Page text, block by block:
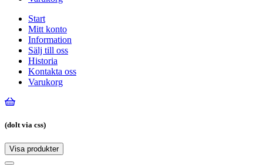
Start
Mitt konto
Information
Sälj till oss
Historia
Kontakta oss
Varukorg
(dolt via css)
Visa produkter
Toggle